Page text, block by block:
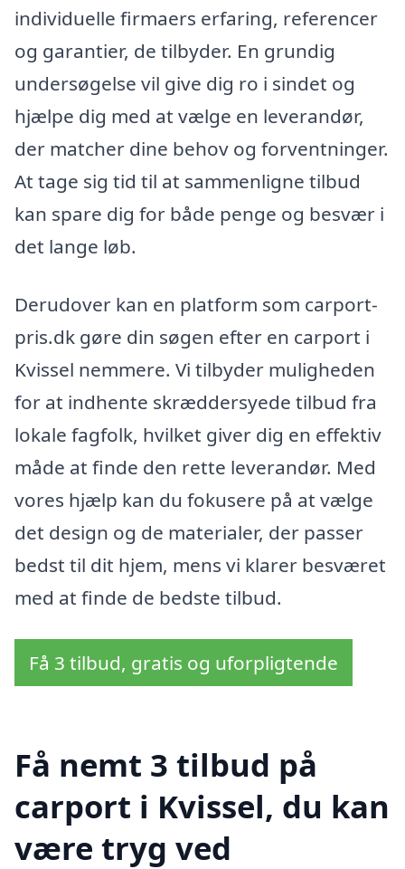
individuelle firmaers erfaring, referencer
og garantier, de tilbyder. En grundig
undersøgelse vil give dig ro i sindet og
hjælpe dig med at vælge en leverandør,
der matcher dine behov og forventninger.
At tage sig tid til at sammenligne tilbud
kan spare dig for både penge og besvær i
det lange løb.
Derudover kan en platform som carport-
pris.dk gøre din søgen efter en carport i
Kvissel nemmere. Vi tilbyder muligheden
for at indhente skræddersyede tilbud fra
lokale fagfolk, hvilket giver dig en effektiv
måde at finde den rette leverandør. Med
vores hjælp kan du fokusere på at vælge
det design og de materialer, der passer
bedst til dit hjem, mens vi klarer besværet
med at finde de bedste tilbud.
Få 3 tilbud, gratis og uforpligtende
Få nemt 3 tilbud på
carport i Kvissel, du kan
være tryg ved